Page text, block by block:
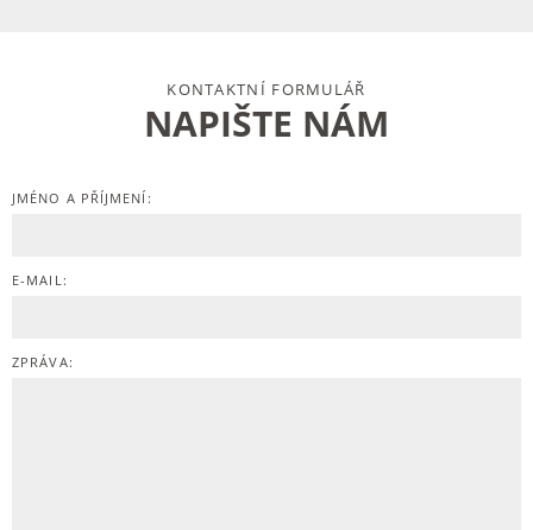
NAPIŠTE NÁM
KONTAKTNÍ FORMULÁŘ
JMÉNO A PŘÍJMENÍ:
E-MAIL:
ZPRÁVA: